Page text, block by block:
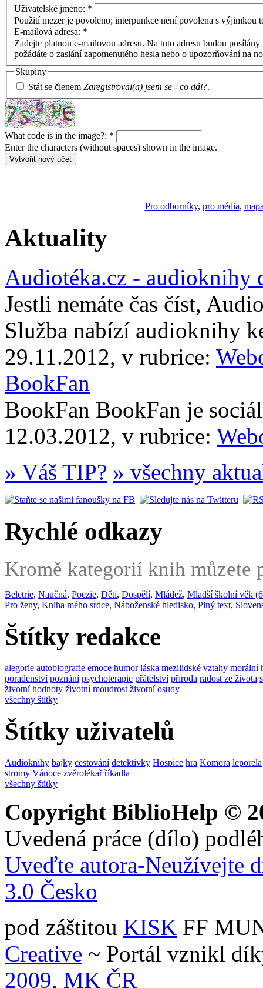
Uživatelské jméno: *
Použití mezer je povoleno; interpunkce není povolena s výjimkou
E-mailová adresa: *
Zadejte platnou e-mailovou adresu. Na tuto adresu budou
požádáte o zaslání zapomenutého hesla nebo o upozorňování na
Skupiny
Stát se členem Zaregistroval(a) jsem se - co dál?.
What code is in the image?: *
Enter the characters (without spaces) shown in the image.
Pro odborníky, pro média,
Aktuality
Audiotéka.cz - audioknihy
Jestli nemáte čas číst,
Služba nabízí audioknihy
29.11.2012, v rubrice:
BookFan
BookFan BookFan je
12.03.2012, v rubrice:
» Váš TIP? » všechny
Rychlé odkazy
Kromě kategorií knih můzete
Beletrie, Naučná, Poezie, Děti, Dospělí, Mládež, Mladší školní věk
Pro ženy, Kniha mého srdce, Náboženské hledisko, Plný text,
Štítky redakce
alegorie autobiografie emoce humor láska mezilidské vztahy morální
poradenství poznání psychoterapie přátelství příroda radost ze života
životní hodnoty životní moudrost životní osudy
všechny štítky
Štítky uživatelů
Audioknihy bajky cestování detektivky Hospice hra Komora leporela
stromy Vánoce zvěrolékař říkadla
všechny štítky
Copyright BiblioHelp ©
Uvedená práce (dílo)
Uveďte autora-Neužívejte
3.0 Česko
pod záštitou KISK FF
Creative ~ Portál vznikl
2009, MK ČR